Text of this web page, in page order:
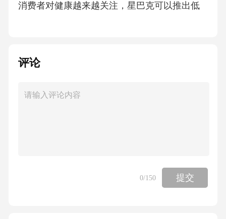
消费者对健康越来越关注，星巴克可以推出低
用数字化和社交媒体平台进行精准营销，提高
序、微博等平台进行互动营销和口碑传播。消
务，满足消费者多样化的需求，同时保持品质
评论
0/150 提交